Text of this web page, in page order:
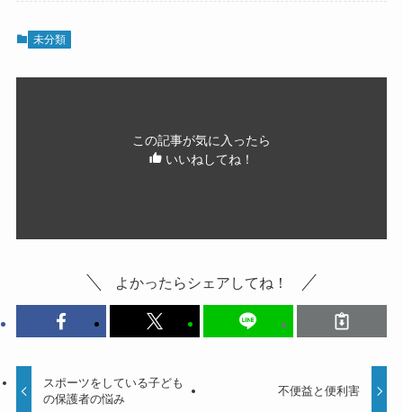
未分類
この記事が気に入ったら
いいねしてね！
よかったらシェアしてね！
スポーツをしている子ども
の保護者の悩み
不便益と便利害